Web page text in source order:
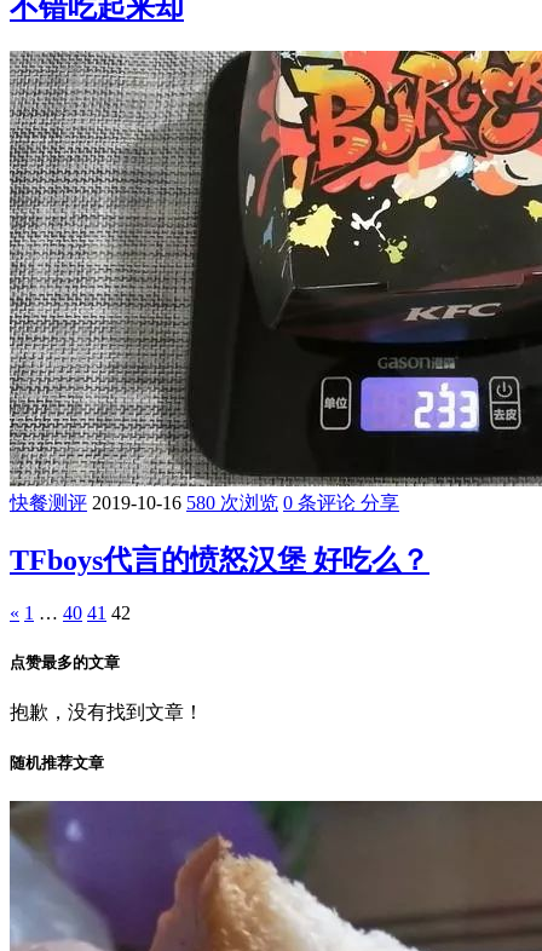
不错吃起来却
快餐测评 2019-10-16 580 次浏览 0 条评论 分享
TFboys代言的愤怒汉堡 好吃么？
« 1 … 40 41 42
点赞最多的文章
抱歉，没有找到文章！
随机推荐文章